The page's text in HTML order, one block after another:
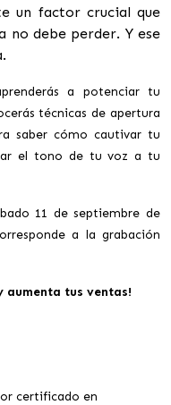
un factor crucial que
no debe perder. Y ese
a potenciar tu
técnicas de apertura
saber cómo cautivar tu
el tono de tu voz a tu
11 de septiembre de
a la grabación
aumenta tus ventas!
certificado en